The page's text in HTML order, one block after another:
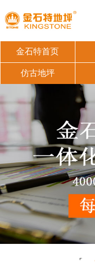
金石特首页
仿古地坪